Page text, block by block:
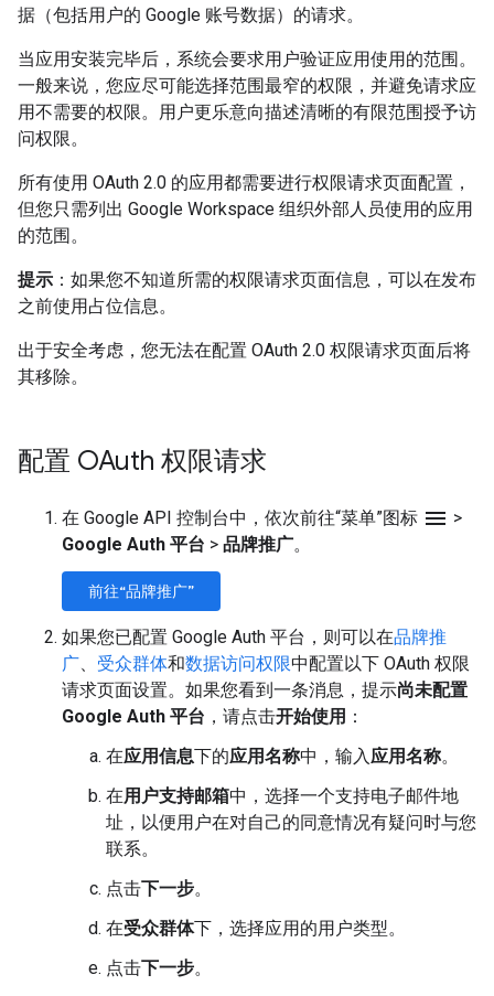
据（包括用户的 Google 账号数据）的请求。
当应用安装完毕后，系统会要求用户验证应用使用的范围。
一般来说，您应尽可能选择范围最窄的权限，并避免请求应
用不需要的权限。用户更乐意向描述清晰的有限范围授予访
问权限。
所有使用 OAuth 2.0 的应用都需要进行权限请求页面配置，
但您只需列出 Google Workspace 组织外部人员使用的应用
的范围。
提示 ：如果您不知道所需的权限请求页面信息，可以在发布
之前使用占位信息。
出于安全考虑，您无法在配置 OAuth 2.0 权限请求页面后将
其移除。
配置 OAuth 权限请求
在 Google API 控制台中，依次前往“菜单”图标 menu >
Google Auth 平台 > 品牌推广。
前往“品牌推广”
如果您已配置 Google Auth 平台，则可以在品牌推
广、 受众群体和数据访问权限中配置以下 OAuth 权限
请求页面设置。如果您看到一条消息，提示尚未配置
Google Auth 平台 ，请点击开始使用 ：
在应用信息下的应用名称中，输入应用名称。
在用户支持邮箱中，选择一个支持电子邮件地
址，以便用户在对自己的同意情况有疑问时与您
联系。
点击下一步。
在受众群体下，选择应用的用户类型。
点击下一步。